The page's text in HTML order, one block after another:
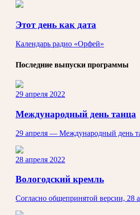
Этот день как дата
Календарь радио «Орфей»
Последние выпуски программы
29 апреля 2022
Международный день танца
29 апреля — Международный день
28 апреля 2022
Вологодский кремль
Согласно общепринятой версии, 28